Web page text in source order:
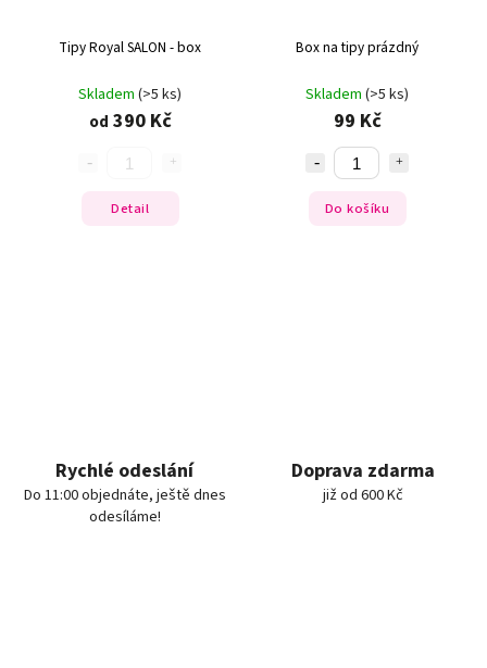
Tipy Royal SALON - box
Skladem (>5 ks)
od 390 Kč
Detail
Box na tipy prázdný
Skladem (>5 ks)
99 Kč
Do košíku
Rychlé odeslání
Do 11:00 objednáte, ještě dnes
odesíláme!
Doprava zdarma
již od 600 Kč